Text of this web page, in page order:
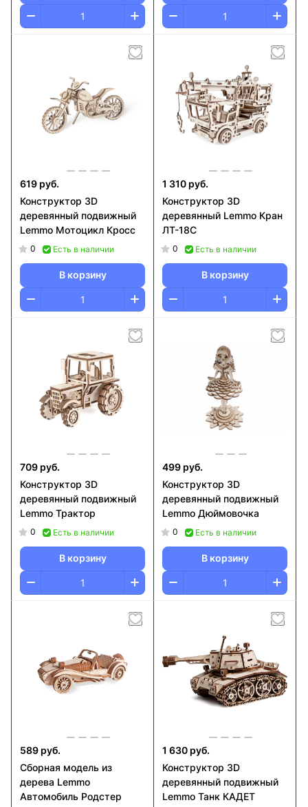
619 руб.
Конструктор 3D
деревянный подвижный
Lemmo Мотоцикл Кросс
0 Есть в наличии
В корзину
1 310 руб.
Конструктор 3D
деревянный Lemmo Кран
ЛТ-18С
0 Есть в наличии
В корзину
709 руб.
Конструктор 3D
деревянный подвижный
Lemmo Трактор
0 Есть в наличии
В корзину
499 руб.
Конструктор 3D
деревянный подвижный
Lemmo Дюймовочка
0 Есть в наличии
В корзину
589 руб.
Сборная модель из
дерева Lemmo
Автомобиль Родстер
1 630 руб.
Конструктор 3D
деревянный подвижный
Lemmo Танк КАДЕТ